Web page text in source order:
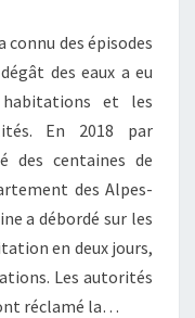
connu des épisodes
des eaux a eu
et les
En 2018 par
des centaines de
des Alpes-
a débordé sur les
en deux jours,
Les autorités
réclamé la…